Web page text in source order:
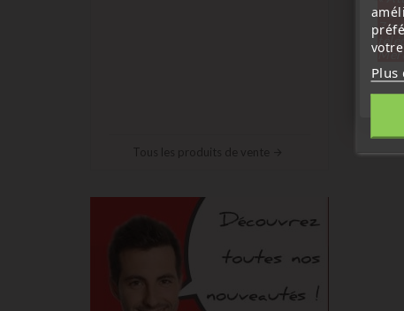
Tous les produits de vente
7